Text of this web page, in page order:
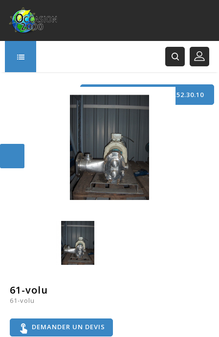
TÉLÉPHONE : +33 (0)3.21.52.30.10
61-volu
61-volu
touch_app DEMANDER UN DEVIS